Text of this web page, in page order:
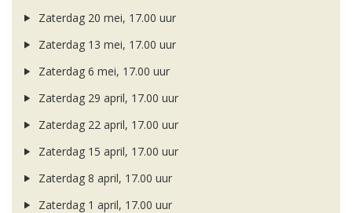
Zaterdag 20 mei, 17.00 uur
Zaterdag 13 mei, 17.00 uur
Zaterdag 6 mei, 17.00 uur
Zaterdag 29 april, 17.00 uur
Zaterdag 22 april, 17.00 uur
Zaterdag 15 april, 17.00 uur
Zaterdag 8 april, 17.00 uur
Zaterdag 1 april, 17.00 uur